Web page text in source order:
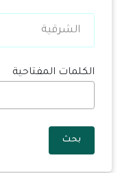
الشرقية
الكلمات المفتاحية
بحث